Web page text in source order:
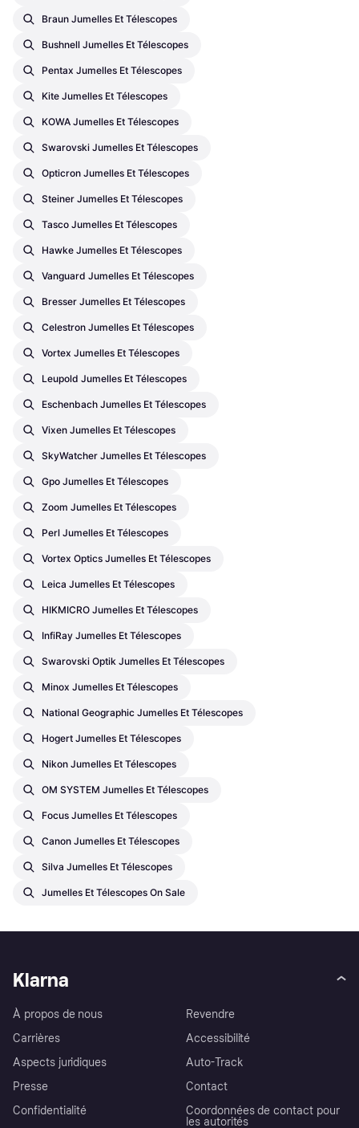
Braun Jumelles Et Télescopes
Bushnell Jumelles Et Télescopes
Pentax Jumelles Et Télescopes
Kite Jumelles Et Télescopes
KOWA Jumelles Et Télescopes
Swarovski Jumelles Et Télescopes
Opticron Jumelles Et Télescopes
Steiner Jumelles Et Télescopes
Tasco Jumelles Et Télescopes
Hawke Jumelles Et Télescopes
Vanguard Jumelles Et Télescopes
Bresser Jumelles Et Télescopes
Celestron Jumelles Et Télescopes
Vortex Jumelles Et Télescopes
Leupold Jumelles Et Télescopes
Eschenbach Jumelles Et Télescopes
Vixen Jumelles Et Télescopes
SkyWatcher Jumelles Et Télescopes
Gpo Jumelles Et Télescopes
Zoom Jumelles Et Télescopes
Perl Jumelles Et Télescopes
Vortex Optics Jumelles Et Télescopes
Leica Jumelles Et Télescopes
HIKMICRO Jumelles Et Télescopes
InfiRay Jumelles Et Télescopes
Swarovski Optik Jumelles Et Télescopes
Minox Jumelles Et Télescopes
National Geographic Jumelles Et Télescopes
Hogert Jumelles Et Télescopes
Nikon Jumelles Et Télescopes
OM SYSTEM Jumelles Et Télescopes
Focus Jumelles Et Télescopes
Canon Jumelles Et Télescopes
Silva Jumelles Et Télescopes
Jumelles Et Télescopes On Sale
Klarna
À propos de nous
Carrières
Aspects juridiques
Presse
Confidentialité
Revendre
Accessibilité
Auto-Track
Contact
Coordonnées de contact pour
les autorités